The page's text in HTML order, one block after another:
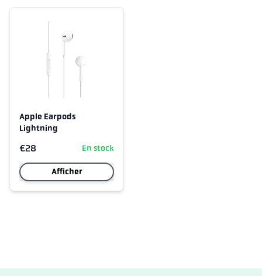
Apple Earpods
Lightning
€28 En stock
Afficher